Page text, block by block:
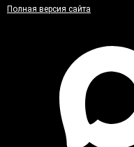
Полная версия сайта